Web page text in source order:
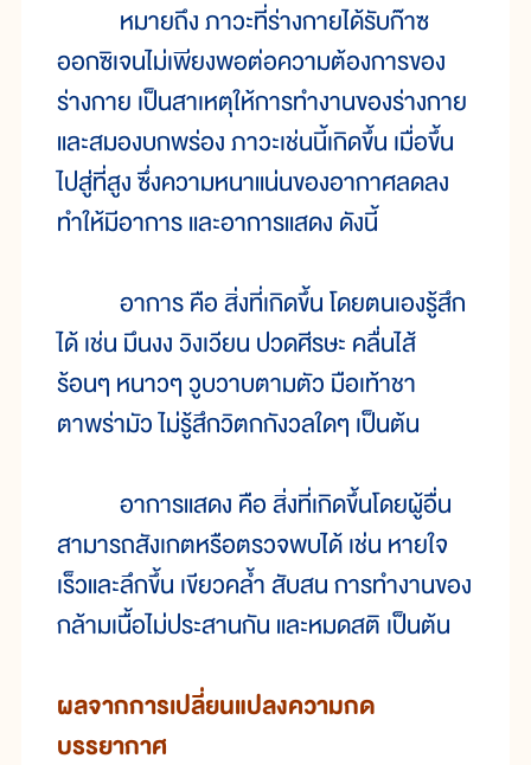
หมายถึง ภาวะที่ร่างกายได้รับก๊าซ
ออกซิเจนไม่เพียงพอต่อความต้องการของ
ร่างกาย เป็นสาเหตุให้การทำงานของร่างกาย
และสมองบกพร่อง ภาวะเช่นนี้เกิดขึ้น เมื่อขึ้น
ไปสู่ที่สูง ซึ่งความหนาแน่นของอากาศลดลง
ทำให้มีอาการ และอาการแสดง ดังนี้
อาการ คือ สิ่งที่เกิดขึ้น โดยตนเองรู้สึก
ได้ เช่น มึนงง วิงเวียน ปวดศีรษะ คลื่นไส้
ร้อนๆ หนาวๆ วูบวาบตามตัว มือเท้าชา
ตาพร่ามัว ไม่รู้สึกวิตกกังวลใดๆ เป็นต้น
อาการแสดง คือ สิ่งที่เกิดขึ้นโดยผู้อื่น
สามารถสังเกตหรือตรวจพบได้ เช่น หายใจ
เร็วและลึกขึ้น เขียวคล้ำ สับสน การทำงานของ
กล้ามเนื้อไม่ประสานกัน และหมดสติ เป็นต้น
ผลจากการเปลี่ยนแปลงความกด
บรรยากาศ